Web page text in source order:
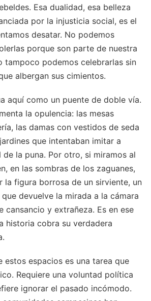
Esa dualidad, esa belleza
por la injusticia social, es el
desatar. No podemos
porque son parte de nuestra
tampoco podemos celebrarlas sin
albergan sus cimientos.
aquí como un puente de doble vía.
la opulencia: las mesas
las damas con vestidos de seda
que intentaban imitar a
de la puna. Por otro, si miramos al
en las sombras de los zaguanes,
la figura borrosa de un sirviente, un
devuelve la mirada a la cámara
cansancio y extrañeza. Es en ese
historia cobra su verdadera
estos espacios es una tarea que
Requiere una voluntad política
ignorar el pasado incómodo.